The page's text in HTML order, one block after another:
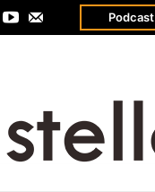
Podcast